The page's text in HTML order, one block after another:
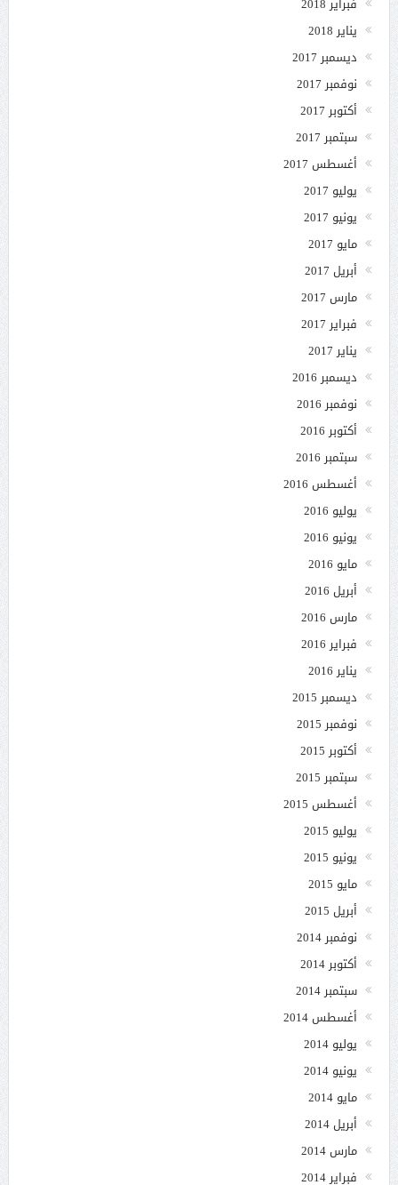
يناير 2018
ديسمبر 2017
نوفمبر 2017
أكتوبر 2017
سبتمبر 2017
أغسطس 2017
يوليو 2017
يونيو 2017
مايو 2017
أبريل 2017
مارس 2017
فبراير 2017
يناير 2017
ديسمبر 2016
نوفمبر 2016
أكتوبر 2016
سبتمبر 2016
أغسطس 2016
يوليو 2016
يونيو 2016
مايو 2016
أبريل 2016
مارس 2016
فبراير 2016
يناير 2016
ديسمبر 2015
نوفمبر 2015
أكتوبر 2015
سبتمبر 2015
أغسطس 2015
يوليو 2015
يونيو 2015
مايو 2015
أبريل 2015
نوفمبر 2014
أكتوبر 2014
سبتمبر 2014
أغسطس 2014
يوليو 2014
يونيو 2014
مايو 2014
أبريل 2014
مارس 2014
فبراير 2014